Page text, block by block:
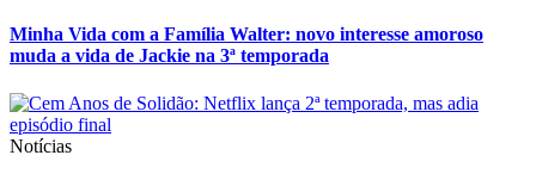
Minha Vida com a Família Walter: novo interesse amoroso
muda a vida de Jackie na 3ª temporada
Notícias